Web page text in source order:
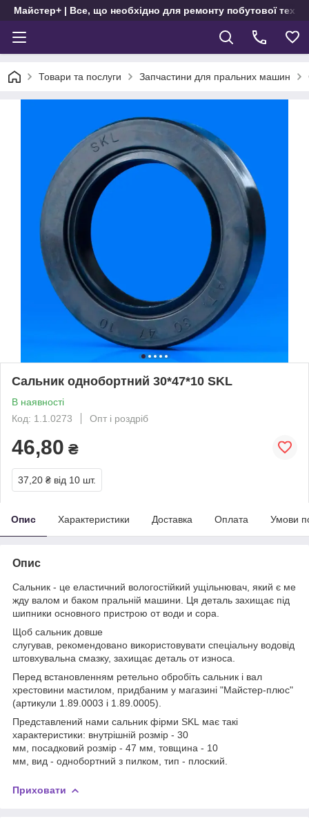
Майстер+ | Все, що необхідно для ремонту побутової
Товари та послуги Запчастини для пральних машин
Сальник однобортний 30*47*10 SKL
В наявності
Код: 1.1.0273
Опт і роздріб
46,80 ₴
37,20 ₴ від 10 шт.
Опис Характеристики Доставка Оплата Умови
Опис
Сальник - це еластичний вологостійкий ущільнювач який є ме
жду валом и баком пральній машини Ця деталь захищає під
шипники основного пристрою от води и сора
Щоб сальник довше
слугував, рекомендовано використовувати спеціальну водовід
штовхувальна смазку, захищає деталь от износа
Перед встановленням ретельно обробіть сальник і вал
хрестовини мастилом, придбаним у магазині "Майстер-плюс"
(артикули 1.89.0003 і 1.89.0005).
Представлений нами сальник фірми SKL
має такі
характеристики: внутрішній розмір - 30
мм
посадковий розмір - 47 мм товщина - 10
мм
вид - однобортний з пилком тип - плоский
Приховати